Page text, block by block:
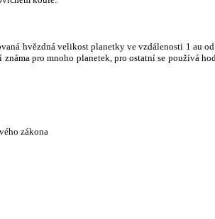
hvězdná velikost planetky ve vzdálenosti 1 au
známa pro mnoho planetek, pro ostatní se používá
zákona